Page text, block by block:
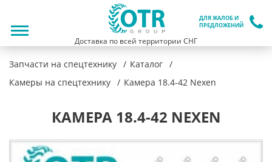
ДЛЯ ЖАЛОБ И
ПРЕДЛОЖЕНИЙ
Доставка по всей территории СНГ
Запчасти на спецтехнику
Каталог
Камеры на спецтехнику
Камера 18.4-42 Nexen
КАМЕРА 18.4-42 NEXEN